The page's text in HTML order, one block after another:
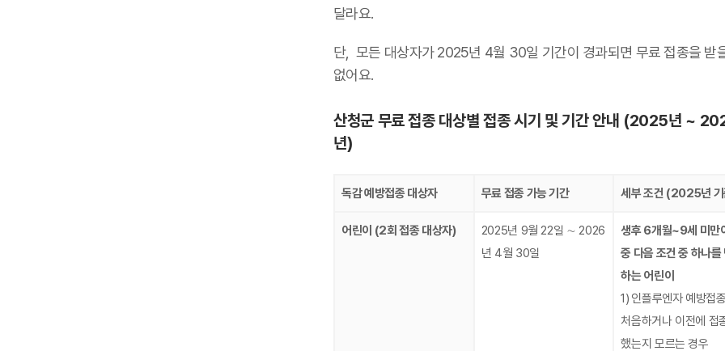
달라요.
단, 모든 대상자가 2025년 4월 30일 기간이 경과되면 무료 접종을 받
없어요.
산청군 무료 접종 대상별 접종 시기 및 기간 안내 (2025년 ~
년)
독감 예방접종 대상자 무료 접종 가능 기간 세부 조건 (2025년
어린이 (2회 접종 대상자)
2025년 9월 22일 ∼ 2026
년 4월 30일
생후 6개월~9세 미만
중 다음 조건 중 하나를
하는 어린이
1) 인플루엔자 예방접
처음하거나 이전에 접
했는지 모르는 경우